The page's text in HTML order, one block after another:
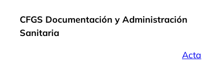
CFGS Documentación y Administración
Sanitaria
Acta